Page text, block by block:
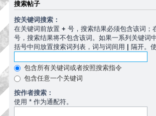
搜索帖子
按关键词搜索：
在关键词前放置 + 号，搜索结果必须包含该词；
号，搜索结果将不包含该词。如果一系列关键词
括号中间放置搜索词列表，词与词间用 | 隔开。
包含所有关键词或者按照搜索指令
包含任意一个关键词
按作者搜索：
使用 * 作为通配符。